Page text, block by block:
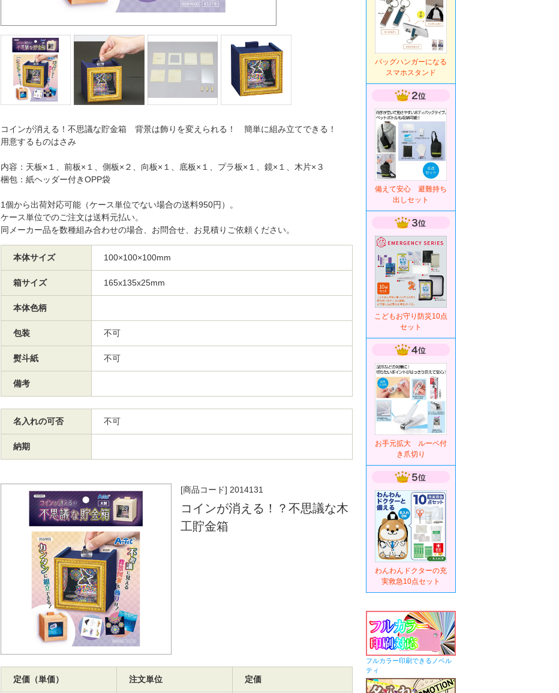
コインが消える！不思議な貯金箱 背景は飾りを変えられる！ 簡単に組み立てできる！
用意するものはさみ
内容：天板×１、前板×１、側板×２、向板×１、底板×１、プラ板×１、鏡×１、木片×３
梱包：紙ヘッダー付きOPP袋
1個から出荷対応可能（ケース単位でない場合の送料950円）。
ケース単位でのご注文は送料元払い。
同メーカー品を数種組み合わせの場合、お問合せ、お見積りご依頼ください。
本体サイズ 100×100×100mm
箱サイズ 165x135x25mm
本体色柄
包装 不可
熨斗紙 不可
備考
名入れの可否 不可
納期
[商品コード] 2014131
コインが消える！？不思議な木
工貯金箱
定価（単価） 注文単位 定価
バッグハンガーになる
スマホスタンド
備えて安心 避難持ち
出しセット
こどもお守り防災10点
セット
お手元拡大 ルーペ付
き爪切り
わんわんドクターの充
実救急10点セット
フルカラー印刷できるノベル
ティ